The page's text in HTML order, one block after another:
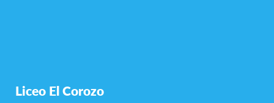
Liceo El Corozo